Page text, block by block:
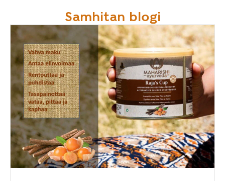
Samhitan blogi